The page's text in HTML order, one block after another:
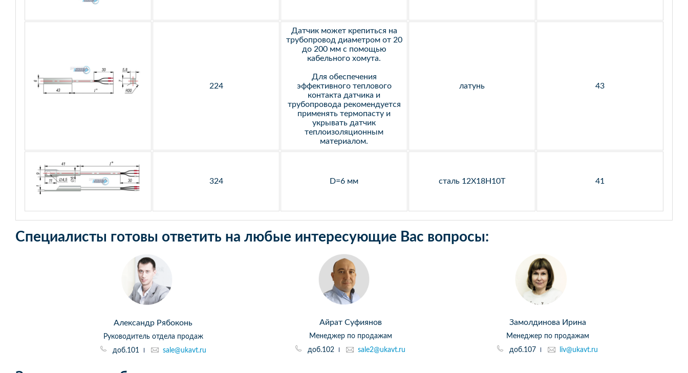
224
Датчик может крепиться на
трубопровод диаметром от 20
до 200 мм с помощью
кабельного хомута.
Для обеспечения
эффективного теплового
контакта датчика и
трубопровода рекомендуется
применять термопасту и
укрывать датчик
теплоизоляционным
материалом.
латунь 43
324 D=6 мм сталь 12Х18Н10Т 41
Специалисты готовы ответить на любые интересующие Вас вопросы:
Александр Рябоконь
Руководитель отдела продаж
доб.101
sale@ukavt.ru
Айрат Суфиянов
Менеджер по продажам
доб.102
sale2@ukavt.ru
Замолдинова Ирина
Менеджер по продажам
доб.107
liv@ukavt.ru